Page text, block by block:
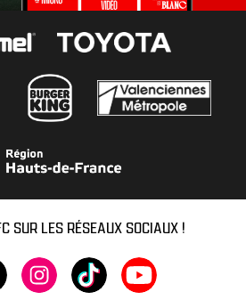
SUR LES RÉSEAUX SOCIAUX !